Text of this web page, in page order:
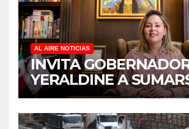
AL AIRE NOTICIAS
INVITA
YERALDINE A
JORNADA NACIONAL
REFORESTACIÓN;